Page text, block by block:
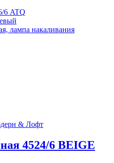
6 ATQ
лампа накаливания
& Лофт
4524/6 BEIGE